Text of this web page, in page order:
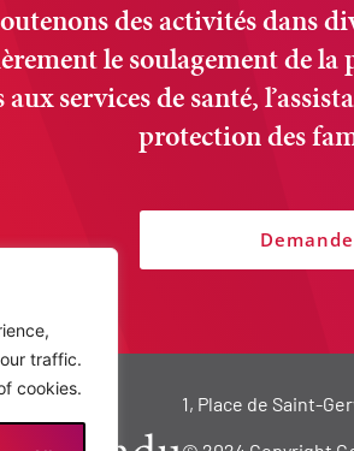
traffic.
cookies.
des activités dans
le soulagement de la
aux services de santé,
protection des
1, Place de Saint-